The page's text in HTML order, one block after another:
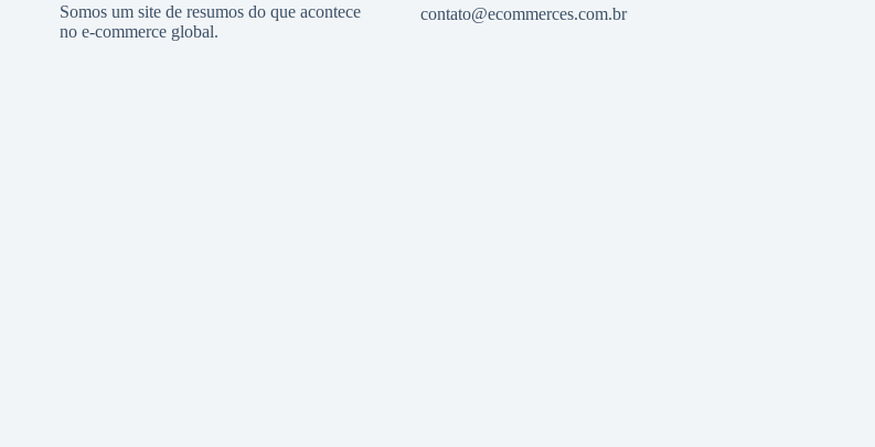
Somos um site de resumos do que acontece
no e-commerce global.
contato@ecommerces.com.br